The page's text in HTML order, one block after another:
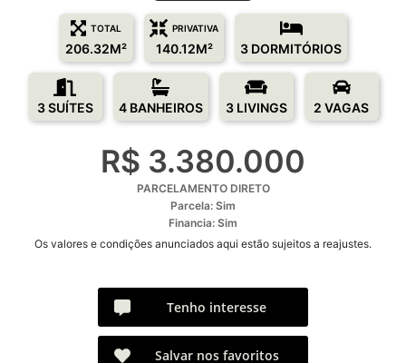
TOTAL
206.32M²
PRIVATIVA
140.12M² 3 DORMITÓRIOS
3 SUÍTES 4 BANHEIROS 3 LIVINGS 2 VAGAS
R$ 3.380.000
PARCELAMENTO DIRETO
Parcela: Sim
Financia: Sim
Os valores e condições anunciados aqui estão sujeitos a reajustes.
Tenho interesse
Salvar nos favoritos